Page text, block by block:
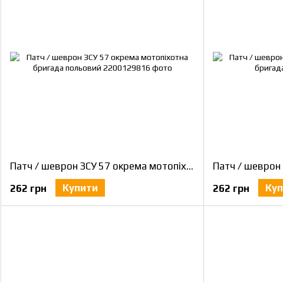
Патч / шеврон ЗСУ 57 окрема мотопіхотна бригада польовий
262 грн
Купити
262 грн